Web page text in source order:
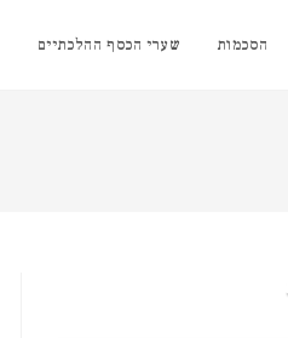
הסכמות שערי הכסף ההלכתיים